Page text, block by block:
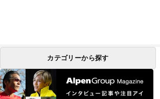
カテゴリーから探す